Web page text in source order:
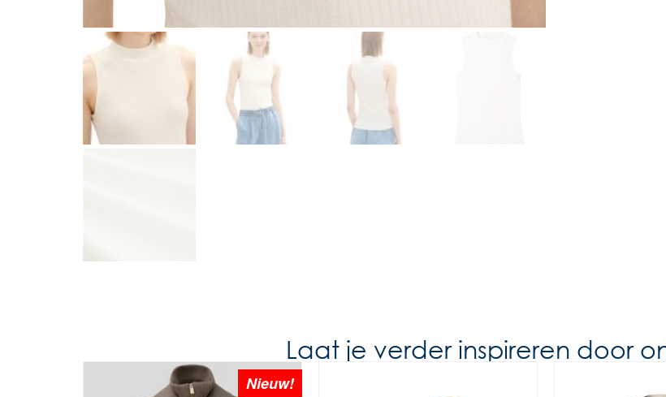
Laat je verder inspireren door
Nieuw!